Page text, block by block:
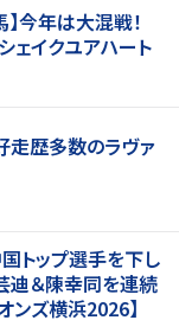
】今年は大混戦！
イクユアハート
走歴多数のラヴァ
トップ選手を下し
＆陳幸同を連続
ンズ横浜2026】